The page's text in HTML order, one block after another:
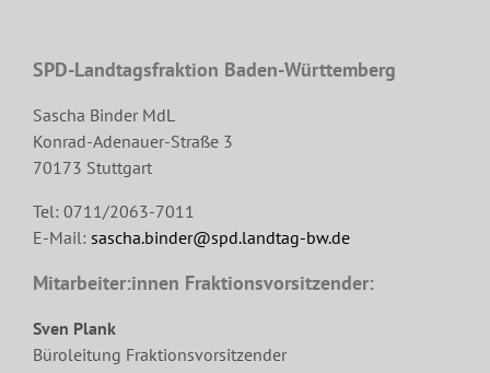
SPD-Landtagsfraktion Baden-Württemberg
Sascha Binder MdL
Konrad-Adenauer-Straße 3
70173 Stuttgart
Tel: 0711/2063-7011
E-Mail: sascha.binder@spd.landtag-bw.de
Mitarbeiter:innen Fraktionsvorsitzender:
Sven Plank
Büroleitung Fraktionsvorsitzender